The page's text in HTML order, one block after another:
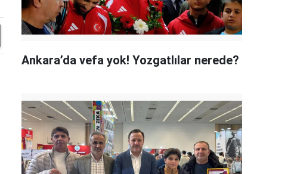
Ankara’da vefa yok! Yozgatlılar nerede?